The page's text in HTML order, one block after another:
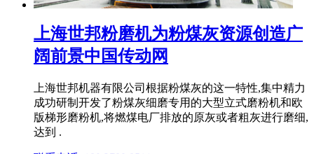
上海世邦粉磨机为粉煤灰资源创造广
阔前景中国传动网
上海世邦机器有限公司根据粉煤灰的这一特性,集中精力
成功研制开发了粉煤灰细磨专用的大型立式磨粉机和欧
版梯形磨粉机,将燃煤电厂排放的原灰或者粗灰进行磨细,
达到 .